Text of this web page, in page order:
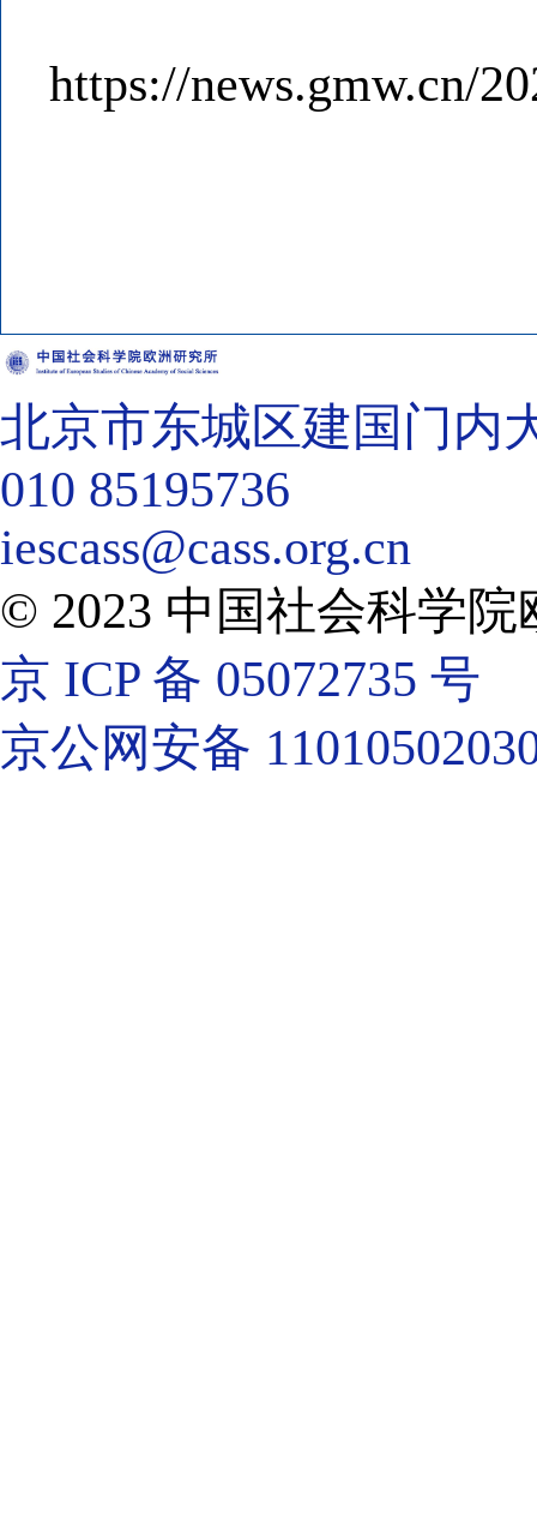
https://news.gmw.cn/
北京市东城区建国门内
010 85195736
iescass@cass.org.cn
© 2023 中国社会科学
京 ICP 备 05072735 号
京公网安备